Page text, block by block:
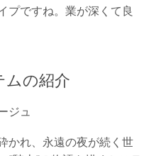
プですね。業が深くて良
ムの紹介
ジュ
かれ、永遠の夜が続く世